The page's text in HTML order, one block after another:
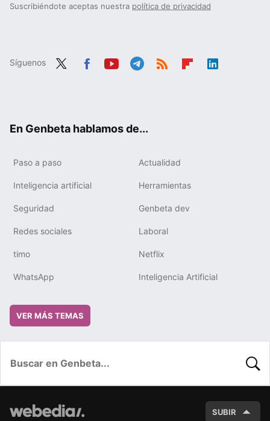
Suscribiéndote aceptas nuestra política de privacidad
Síguenos
En Genbeta hablamos de...
Paso a paso Actualidad
Inteligencia artificial Herramientas
Seguridad Genbeta dev
Redes sociales Laboral
timo Netflix
WhatsApp Inteligencia Artificial
VER MÁS TEMAS
SUBIR